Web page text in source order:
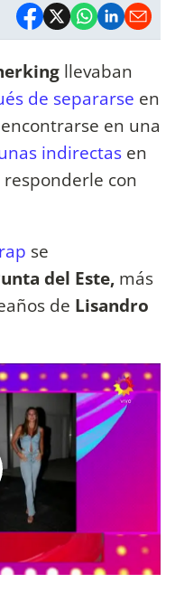
llevaban
de separarse en
en una
indirectas en
con
se
del Este, más
de Lisandro